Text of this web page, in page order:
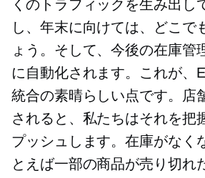
くのトラフィックを生み出し
し、年末に向けては、どこで
ょう。そして、今後の在庫管
に自動化されます。これが、
統合の素晴らしい点です。店
されると、私たちはそれを把
プッシュします。在庫がなく
とえば一部の商品が売り切れ